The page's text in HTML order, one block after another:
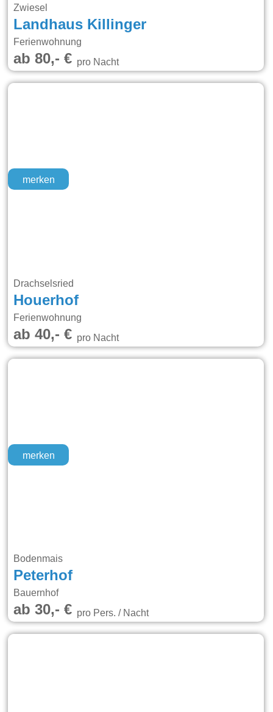
Zwiesel
Landhaus Killinger
Ferienwohnung
ab 80,- €pro Nacht
merken
Drachselsried
Houerhof
Ferienwohnung
ab 40,- €pro Nacht
merken
Bodenmais
Peterhof
Bauernhof
ab 30,- €pro Pers. / Nacht